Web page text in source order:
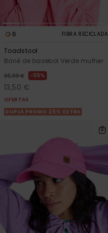
6 FIBRA RECICLADA
Toadstool
Boné de basebol Verde mulher
30,00 € 55%
13,50 €
OFERTAS
DUPLA PROMO 25% EXTRA